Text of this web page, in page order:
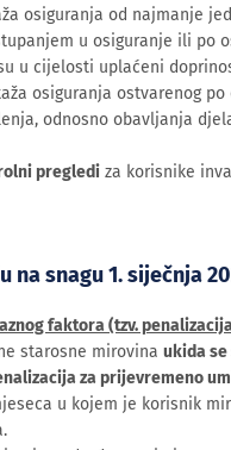
osiguranja od najmanje
u osiguranje ili po
u cijelosti uplaćeni
osiguranja ostvarenog po
odnosno obavljanja
pregledi za korisnike
na snagu 1. siječnja
faktora (tzv.
starosne mirovina ukida
za prijevremeno
u kojem je korisnik